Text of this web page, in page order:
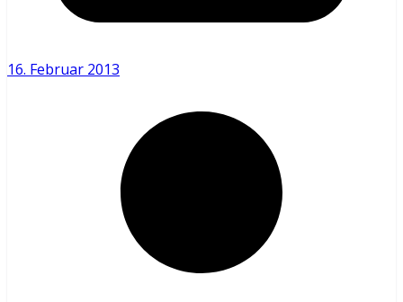
16. Februar 2013